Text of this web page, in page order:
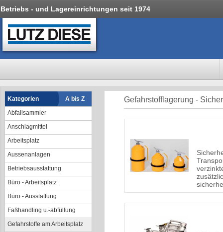
Betriebs - und Lagereinrichtungen seit 1974
Kategorien
A bis Z
Abfallsammler
Anschlagmittel
Arbeitsplatz
Aussenanlagen
Betriebsausstattung
Büro - Arbeitsplatz
Büro - Ausstattung
Faßhandling u.-abfüllung
Gefahrstoffe am Arbeitsplatz
Gefahrstofflagerung -